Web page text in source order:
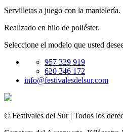
Servilletas a juego con la mantelería.
Realizado en hilo de poliéster.
Seleccione el modelo que usted
957 329 919
620 346 172
info@festivalesdelsur.com
© Festivales del Sur | Todos los